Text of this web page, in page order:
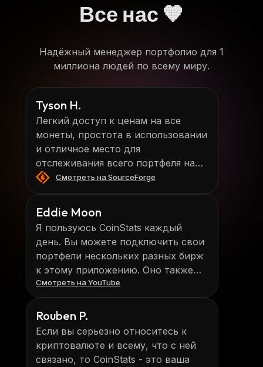
Все нас 🧡
Надёжный менеджер портфолио для 1
миллиона людей по всему миру.
Tyson H.
Легкий доступ к ценам на все
монеты, простота в использовании
и отличное место для
отслеживания всего портфеля на
разных кошельках.
Смотреть на SourceForge
Eddie Moon
Я пользуюсь CoinStats каждый
день. Вы можете подключить свои
портфели нескольких разных бирж
к этому приложению. Оно также
покажет ваше процентное
распределение криптовалюты,
которой вы владеете.
Смотреть на YouTube
Rouben P.
Если вы серьезно относитесь к
криптовалюте и всему, что с ней
связано, то CoinStats - это ваша